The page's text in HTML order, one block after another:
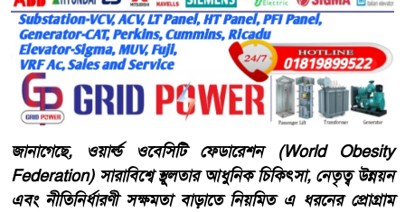
জানাগেছে, ওয়ার্ল্ড ওবেসিটি ফেডারেশন (World Obesity
Federation) সারাবিশ্বে স্থূলতার আধুনিক চিকিৎসা, নেতৃত্ব উন্নয়ন
এবং নীতিনির্ধারণী সক্ষমতা বাড়াতে নিয়মিত এ ধরনের প্রোগ্রাম